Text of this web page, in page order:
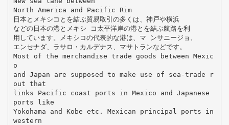
North America and Pacific Rim
日本とメキシコとを結ぶ貿易取引の多くは、神戸や横浜
などの日本の港とメキシ コ太平洋岸の港とを結ぶ航路を利
用しています。メキシコの代表的な港は、マ ンサニージョ、
エンセナダ、ラサロ・カルデナス、マサトランなどです。
Most of the merchandise trade goods between Mexic
o
and Japan are supposed to make use of sea-trade r
out that
links Pacific coast ports in Mexico and Japanese
ports like
Yokohama and Kobe etc. Mexican principal ports in
western